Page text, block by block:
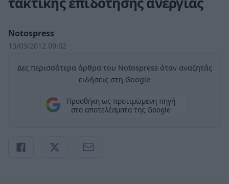
Notospress
13/03/2012 09:02
Δες περισσότερα άρθρα του Notospress όταν αναζητάς
ειδήσεις στη Google
Προσθήκη ως προτιμώμενη πηγή
στα αποτελέσματα της Google